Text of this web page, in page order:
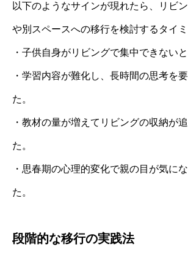
以下のようなサインが現れたら、リビ
や別スペースへの移行を検討するタイミ
・子供自身がリビングで集中できない
・学習内容が難化し、長時間の思考を
た。
・教材の量が増えてリビングの収納が
た。
・思春期の心理的変化で親の目が気に
た。
段階的な移行の実践法